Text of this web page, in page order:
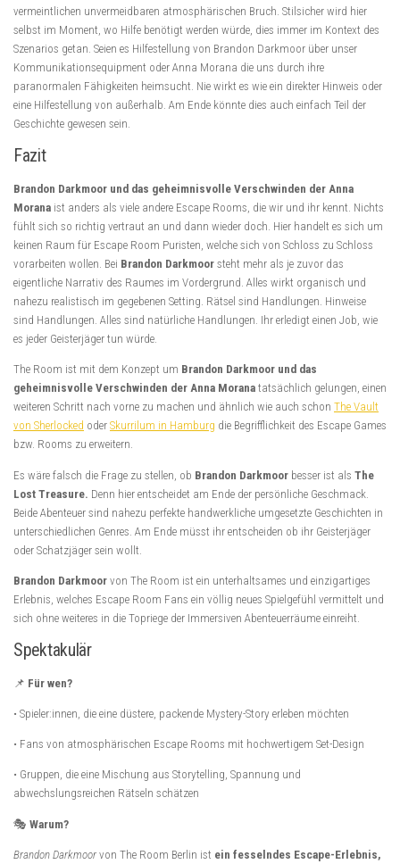
vermeintlichen unvermeidbaren atmosphärischen Bruch. Stilsicher wird hier
selbst im Moment, wo Hilfe benötigt werden würde, dies immer im Kontext des
Szenarios getan. Seien es Hilfestellung von Brandon Darkmoor über unser
Kommunikationsequipment oder Anna Morana die uns durch ihre
paranormalen Fähigkeiten heimsucht. Nie wirkt es wie ein direkter Hinweis oder
eine Hilfestellung von außerhalb. Am Ende könnte dies auch einfach Teil der
Geschichte gewesen sein.
Fazit
Brandon Darkmoor und das geheimnisvolle Verschwinden der Anna
Morana ist anders als viele andere Escape Rooms, die wir und ihr kennt. Nichts
fühlt sich so richtig vertraut an und dann wieder doch. Hier handelt es sich um
keinen Raum für Escape Room Puristen, welche sich von Schloss zu Schloss
vorarbeiten wollen. Bei Brandon Darkmoor steht mehr als je zuvor das
eigentliche Narrativ des Raumes im Vordergrund. Alles wirkt organisch und
nahezu realistisch im gegebenen Setting. Rätsel sind Handlungen. Hinweise
sind Handlungen. Alles sind natürliche Handlungen. Ihr erledigt einen Job, wie
es jeder Geisterjäger tun würde.
The Room ist mit dem Konzept um Brandon Darkmoor und das
geheimnisvolle Verschwinden der Anna Morana tatsächlich gelungen, einen
weiteren Schritt nach vorne zu machen und ähnlich wie auch schon The Vault
von Sherlocked oder Skurrilum in Hamburg die Begrifflichkeit des Escape Games
bzw. Rooms zu erweitern.
Es wäre falsch die Frage zu stellen, ob Brandon Darkmoor besser ist als The
Lost Treasure. Denn hier entscheidet am Ende der persönliche Geschmack.
Beide Abenteuer sind nahezu perfekte handwerkliche umgesetzte Geschichten in
unterschiedlichen Genres. Am Ende müsst ihr entscheiden ob ihr Geisterjäger
oder Schatzjäger sein wollt.
Brandon Darkmoor von The Room ist ein unterhaltsames und einzigartiges
Erlebnis, welches Escape Room Fans ein völlig neues Spielgefühl vermittelt und
sich ohne weiteres in die Topriege der Immersiven Abenteuerräume einreiht.
Spektakulär
📌 Für wen?
• Spieler:innen, die eine düstere, packende Mystery-Story erleben möchten
• Fans von atmosphärischen Escape Rooms mit hochwertigem Set-Design
• Gruppen, die eine Mischung aus Storytelling, Spannung und
abwechslungsreichen Rätseln schätzen
🎭 Warum?
Brandon Darkmoor von The Room Berlin ist ein fesselndes Escape-Erlebnis,